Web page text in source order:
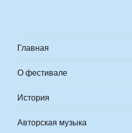
Главная
О фестивале
История
Авторская музыка